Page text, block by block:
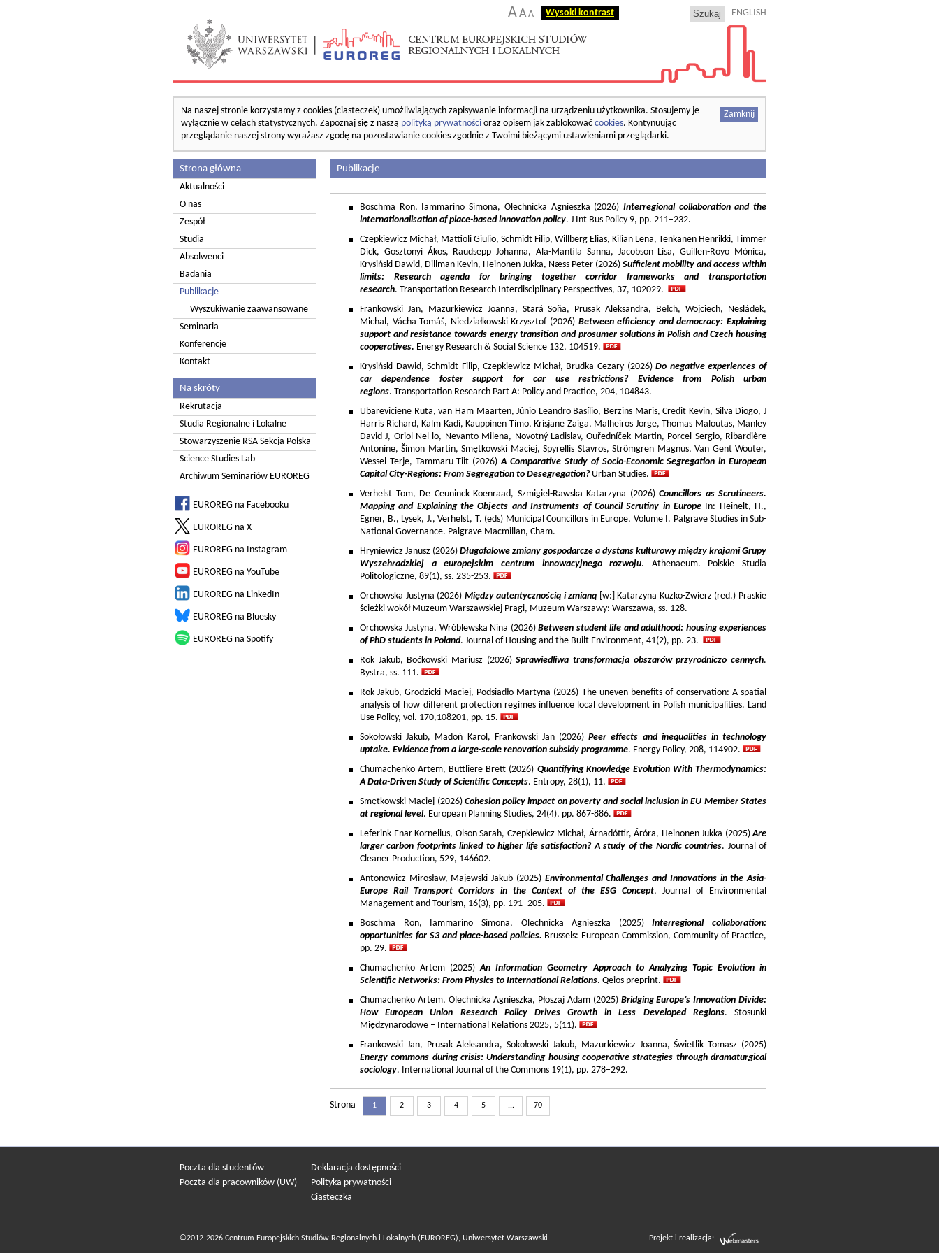
AA A Wysoki kontrast ENGLISH
Zamknij
Na naszej stronie korzystamy z cookies (ciasteczek) umożliwiających zapisywanie informacji na urządzeniu użytkownika. Stosujemy je
wyłącznie w celach statystycznych. Zapoznaj się z naszą polityką prywatności oraz opisem jak zablokować cookies. Kontynuując
przeglądanie naszej strony wyrażasz zgodę na pozostawianie cookies zgodnie z Twoimi bieżącymi ustawieniami przeglądarki.
Strona główna
Aktualności
O nas
Zespół
Studia
Absolwenci
Badania
Publikacje
Wyszukiwanie zaawansowane
Seminaria
Konferencje
Kontakt
Na skróty
Rekrutacja
Studia Regionalne i Lokalne
Stowarzyszenie RSA Sekcja Polska
Science Studies Lab
Archiwum Seminariów EUROREG
EUROREG na Facebooku
EUROREG na X
EUROREG na Instagram
EUROREG na YouTube
EUROREG na LinkedIn
EUROREG na Bluesky
EUROREG na Spotify
Publikacje
Boschma Ron, Iammarino Simona, Olechnicka Agnieszka (2026) Interregional collaboration and the
internationalisation of place-based innovation policy. J Int Bus Policy 9, pp. 211–232.
Czepkiewicz Michał, Mattioli Giulio, Schmidt Filip, Willberg Elias, Kilian Lena, Tenkanen Henrikki, Timmer
Dick, Gosztonyi Ákos, Raudsepp Johanna, Ala-Mantila Sanna, Jacobson Lisa, Guillen-Royo Mònica,
Krysiński Dawid, Dillman Kevin, Heinonen Jukka, Næss Peter (2026) Sufficient mobility and access within
limits: Research agenda for bringing together corridor frameworks and transportation
research. Transportation Research Interdisciplinary Perspectives, 37, 102029.
Frankowski Jan, Mazurkiewicz Joanna, Stará Soňa, Prusak Aleksandra, Bełch, Wojciech, Nesládek,
Michal, Vácha Tomáš, Niedziałkowski Krzysztof (2026) Between efficiency and democracy: Explaining
support and resistance towards energy transition and prosumer solutions in Polish and Czech housing
cooperatives. Energy Research & Social Science 132, 104519.
Krysiński Dawid, Schmidt Filip, Czepkiewicz Michał, Brudka Cezary (2026)Do negative experiences of
car dependence foster support for car use restrictions? Evidence from Polish urban
regions. Transportation Research Part A: Policy and Practice, 204, 104843.
Ubareviciene Ruta, van Ham Maarten, Júnio Leandro Basílio, Berzins Maris, Credit Kevin, Silva Diogo, J
Harris Richard, Kalm Kadi, Kauppinen Timo, Krisjane Zaiga, Malheiros Jorge, Thomas Maloutas, Manley
David J, Oriol Nel-lo, Nevanto Milena, Novotný Ladislav, Ouředníček Martin, Porcel Sergio, Ribardière
Antonine, Šimon Martin, Smętkowski Maciej, Spyrellis Stavros, Strömgren Magnus, Van Gent Wouter,
Wessel Terje, Tammaru Tiit (2026)A Comparative Study of Socio-Economic Segregation in European
Capital City-Regions: From Segregation to Desegregation?Urban Studies.
Verhelst Tom, De Ceuninck Koenraad, Szmigiel-Rawska Katarzyna (2026) Councillors as Scrutineers.
Mapping and Explaining the Objects and Instruments of Council Scrutiny in EuropeIn: Heinelt, H.,
Egner, B., Lysek, J., Verhelst, T. (eds) Municipal Councillors in Europe, Volume I. Palgrave Studies in Sub-
National Governance. Palgrave Macmillan, Cham.
Hryniewicz Janusz (2026) Długofalowe zmiany gospodarcze a dystans kulturowy między krajami Grupy
Wyszehradzkiej a europejskim centrum innowacyjnego rozwoju. Athenaeum. Polskie Studia
Politologiczne, 89(1), ss. 235-253.
Orchowska Justyna (2026) Między autentycznością i zmianą [w:] Katarzyna Kuzko-Zwierz (red.) Praskie
ścieżki wokół Muzeum Warszawskiej Pragi, Muzeum Warszawy: Warszawa, ss. 128.
Orchowska Justyna, Wróblewska Nina (2026)Between student life and adulthood: housing experiences
of PhD students in Poland. Journal of Housing and the Built Environment, 41(2), pp. 23.
Rok Jakub, Boćkowski Mariusz (2026)Sprawiedliwa transformacja obszarów przyrodniczo cennych.
Bystra, ss. 111.
Rok Jakub, Grodzicki Maciej, Podsiadło Martyna (2026) The uneven benefits of conservation: A spatial
analysis of how different protection regimes influence local development in Polish municipalities. Land
Use Policy, vol. 170,108201, pp. 15.
Sokołowski Jakub, Madoń Karol, Frankowski Jan (2026)Peer effects and inequalities in technology
uptake. Evidence from a large-scale renovation subsidy programme. Energy Policy, 208, 114902.
Chumachenko Artem, Buttliere Brett (2026) Quantifying Knowledge Evolution With Thermodynamics:
A Data-Driven Study of Scientific Concepts. Entropy, 28(1), 11.
Smętkowski Maciej (2026) Cohesion policy impact on poverty and social inclusion in EU Member States
at regional level. European Planning Studies, 24(4), pp. 867-886.
Leferink Enar Kornelius, Olson Sarah, Czepkiewicz Michał, Árnadóttir, Áróra, Heinonen Jukka (2025)Are
larger carbon footprints linked to higher life satisfaction? A study of the Nordic countries. Journal of
Cleaner Production, 529, 146602.
Antonowicz Mirosław, Majewski Jakub (2025) Environmental Challenges and Innovations in the Asia-
Europe Rail Transport Corridors in the Context of the ESG Concept, Journal of Environmental
Management and Tourism, 16(3), pp. 191–205.
Boschma Ron, Iammarino Simona, Olechnicka Agnieszka (2025)Interregional collaboration:
opportunities for S3 and place-based policies. Brussels: European Commission, Community of Practice,
pp. 29.
Chumachenko Artem (2025)An Information Geometry Approach to Analyzing Topic Evolution in
Scientific Networks: From Physics to International Relations. Qeios preprint.
Chumachenko Artem, Olechnicka Agnieszka, Płoszaj Adam (2025) Bridging Europe’s Innovation Divide:
How European Union Research Policy Drives Growth in Less Developed Regions. Stosunki
Międzynarodowe – International Relations 2025, 5(11).
Frankowski Jan, Prusak Aleksandra, Sokołowski Jakub, Mazurkiewicz Joanna, Świetlik Tomasz (2025)
Energy commons during crisis: Understanding housing cooperative strategies through dramaturgical
sociology. International Journal of the Commons 19(1), pp. 278–292.
Strona 1 2 3 4 5 ... 70
Poczta dla studentów
Poczta dla pracowników (UW)
Deklaracja dostępności
Polityka prywatności
Ciasteczka
©2012-2026 Centrum Europejskich Studiów Regionalnych i Lokalnych (EUROREG), Uniwersytet Warszawski Projekt i realizacja: